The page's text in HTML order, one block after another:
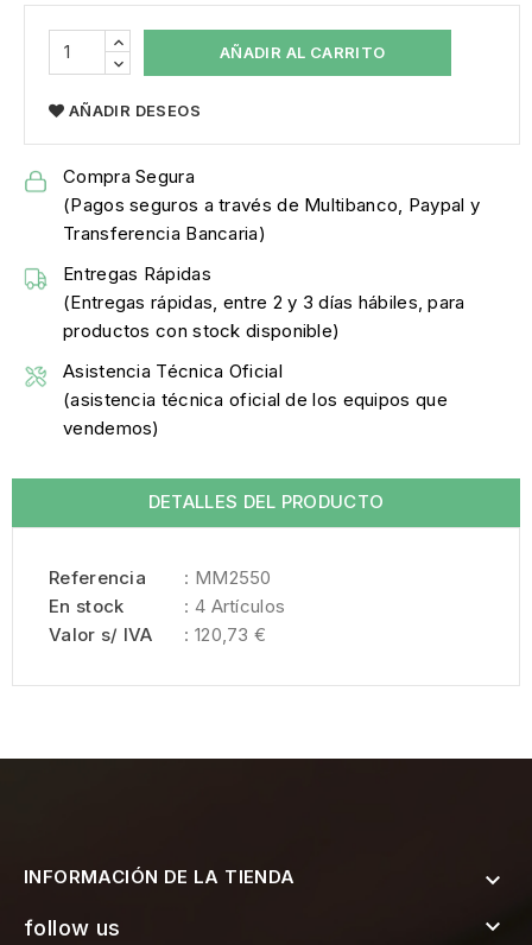
AÑADIR AL CARRITO
AÑADIR DESEOS
Compra Segura
(Pagos seguros a través de Multibanco, Paypal y
Transferencia Bancaria)
Entregas Rápidas
(Entregas rápidas, entre 2 y 3 días hábiles, para
productos con stock disponible)
Asistencia Técnica Oficial
(asistencia técnica oficial de los equipos que
vendemos)
DETALLES DEL PRODUCTO
Referencia
: MM2550
En stock
: 4 Artículos
Valor s/ IVA
: 120,73 €
INFORMACIÓN DE LA TIENDA 
follow us 